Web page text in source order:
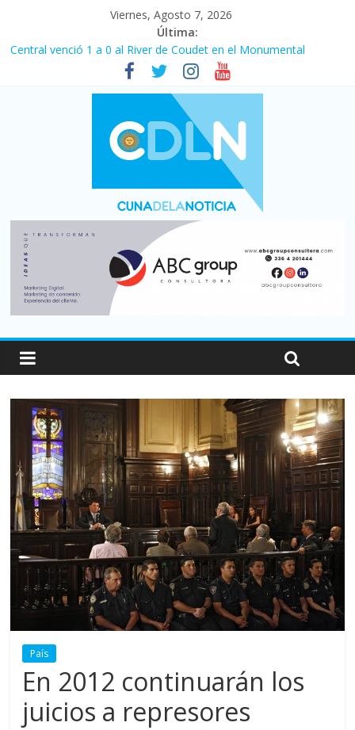
Viernes, Agosto 7, 2026
Última:
Central venció 1 a 0 al River de Coudet en el Monumental
La morosidad alcanzó su nivel más alto en dos décadas y ya
afecta a 400 mil deudores en Santa Fe
Desde que asumió Milei cerraron 41.000 kioscos: el sector
denuncia crisis como en 2001
Vacaciones de invierno con más movimiento y consumo
turístico: 4,6 millones de personas viajaron por el país, un 5,9%
Fuerte caída de la venta de autos usados en julio: bajó un 12,6%
País
En 2012 continuarán los
juicios a represores